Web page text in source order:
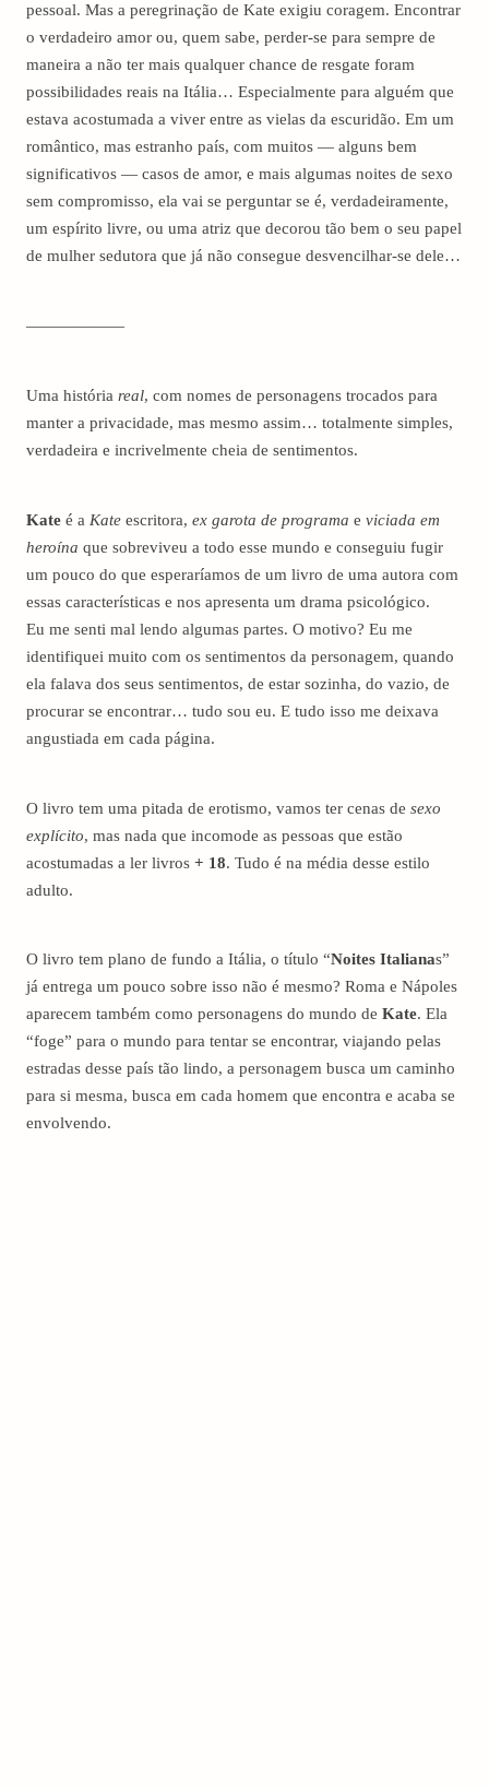
pessoal. Mas a peregrinação de Kate exigiu coragem. Encontrar
o verdadeiro amor ou, quem sabe, perder-se para sempre de
maneira a não ter mais qualquer chance de resgate foram
possibilidades reais na Itália… Especialmente para alguém que
estava acostumada a viver entre as vielas da escuridão. Em um
romântico, mas estranho país, com muitos — alguns bem
significativos — casos de amor, e mais algumas noites de sexo
sem compromisso, ela vai se perguntar se é, verdadeiramente,
um espírito livre, ou uma atriz que decorou tão bem o seu papel
de mulher sedutora que já não consegue desvencilhar-se dele…
——————
Uma história real, com nomes de personagens trocados para
manter a privacidade, mas mesmo assim… totalmente simples,
verdadeira e incrivelmente cheia de sentimentos.
Kate é a Kate escritora, ex garota de programa e viciada em
heroína que sobreviveu a todo esse mundo e conseguiu fugir
um pouco do que esperaríamos de um livro de uma autora com
essas características e nos apresenta um drama psicológico.
Eu me senti mal lendo algumas partes. O motivo? Eu me
identifiquei muito com os sentimentos da personagem, quando
ela falava dos seus sentimentos, de estar sozinha, do vazio, de
procurar se encontrar… tudo sou eu. E tudo isso me deixava
angustiada em cada página.
O livro tem uma pitada de erotismo, vamos ter cenas de sexo
explícito, mas nada que incomode as pessoas que estão
acostumadas a ler livros + 18. Tudo é na média desse estilo
adulto.
O livro tem plano de fundo a Itália, o título “Noites Italianas”
já entrega um pouco sobre isso não é mesmo? Roma e Nápoles
aparecem também como personagens do mundo de Kate. Ela
“foge” para o mundo para tentar se encontrar, viajando pelas
estradas desse país tão lindo, a personagem busca um caminho
para si mesma, busca em cada homem que encontra e acaba se
envolvendo.